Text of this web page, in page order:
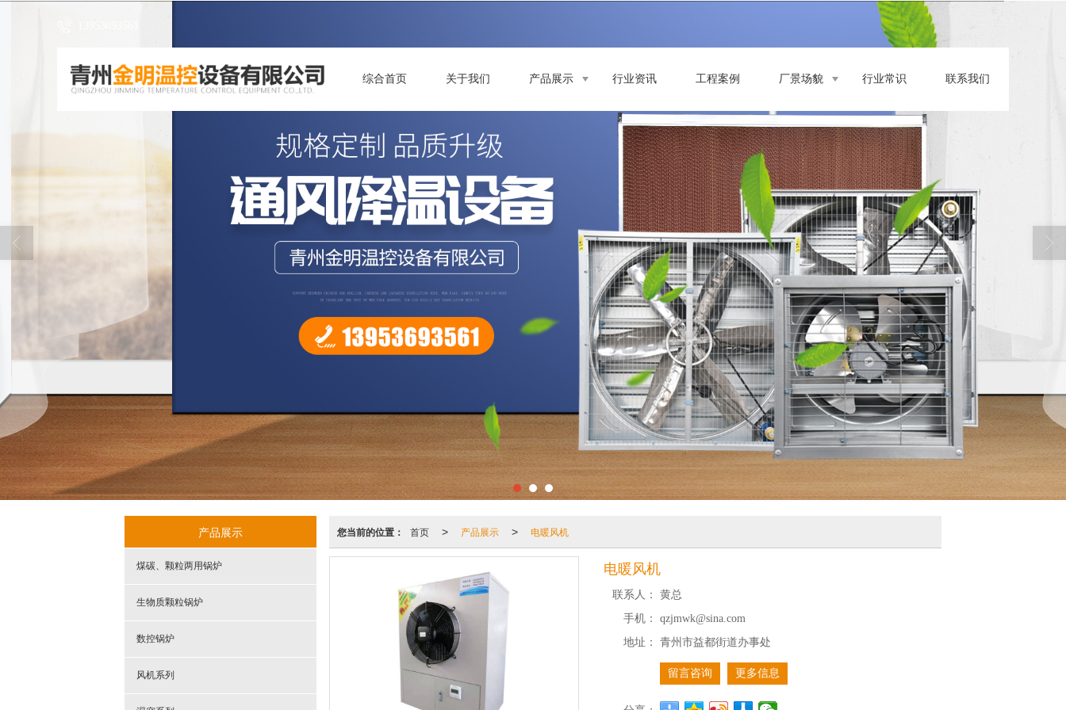
综合首页 关于我们 产品展示 行业资讯 工程案例 厂景场貌 行业常识 联系我们
您当前的位置： 首页 > 产品展示 > 电暖风机
电暖风机
联系人：
黄总
手机：
qzjmwk@sina.com
地址：
青州市益都街道办事处
留言咨询 更多信息
产品展示
煤碳、颗粒两用锅炉
生物质颗粒锅炉
数控锅炉
风机系列